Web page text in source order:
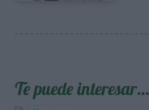
Te puede interesar…